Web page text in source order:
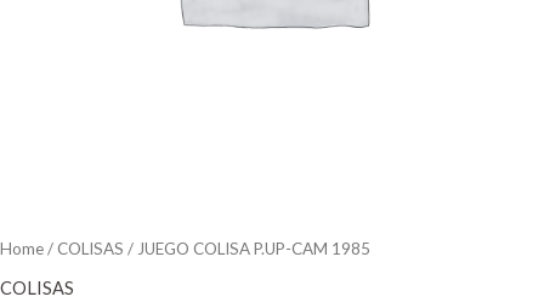
Home/ COLISAS / JUEGO COLISA P.UP-CAM 1985
COLISAS